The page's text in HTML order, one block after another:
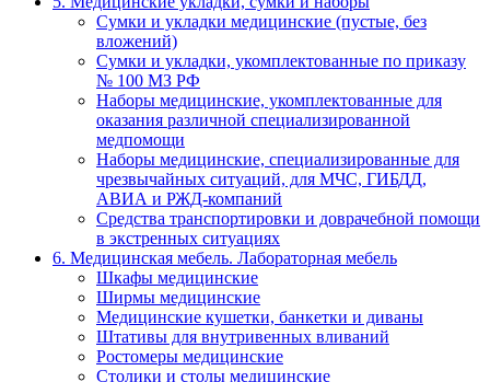
Сумки и укладки медицинские (пустые, без
вложений)
Сумки и укладки, укомплектованные по приказу
№ 100 МЗ РФ
Наборы медицинские, укомплектованные для
оказания различной специализированной
медпомощи
Наборы медицинские, специализированные для
чрезвычайных ситуаций, для МЧС, ГИБДД,
АВИА и РЖД-компаний
Средства транспортировки и доврачебной помощи
в экстренных ситуациях
6. Медицинская мебель. Лабораторная мебель
Шкафы медицинские
Ширмы медицинские
Медицинские кушетки, банкетки и диваны
Штативы для внутривенных вливаний
Ростомеры медицинские
Столики и столы медицинские